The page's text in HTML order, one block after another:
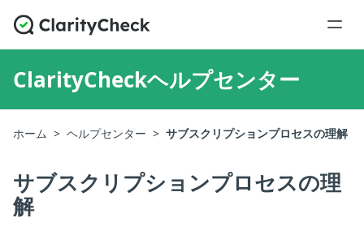
ClarityCheckヘルプセンター
ホーム > ヘルプセンター > サブスクリプションプロセスの理解
サブスクリプションプロセスの理
解